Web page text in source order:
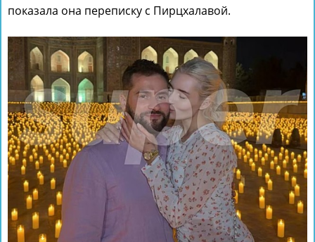
показала она переписку с Пирцхалавой.